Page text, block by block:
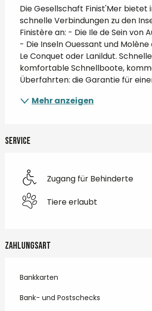
Die Gesellschaft Finist'Mer bietet
schnelle Verbindungen zu den
Finistère an: - Die Ile de Sein von
- Die Inseln Ouessant und
Le Conquet oder Lanildut.
komfortable Schnellboote,
Überfahrten: die Garantie für
Mehr anzeigen
Service
Zugang für Behinderte
Tiere erlaubt
Zahlungsart
Bankkarten
Bank- und Postschecks